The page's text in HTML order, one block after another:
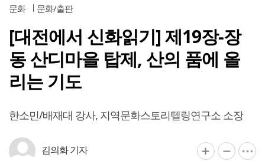
문화 문화/출판
[대전에서 신화읽기] 제19장-장
동 산디마을 탑제, 산의 품에 올
리는 기도
한소민/배재대 강사, 지역문화스토리텔링연구소 소장
김의화 기자